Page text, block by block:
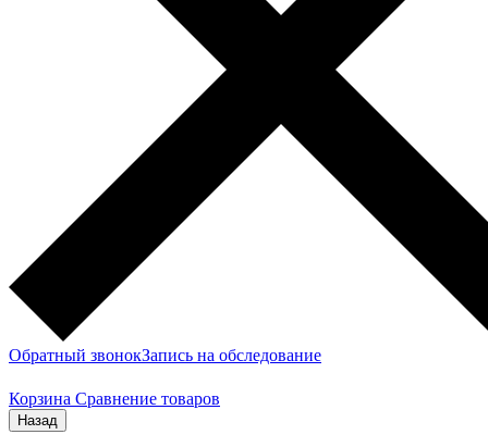
Обратный звонокЗапись на обследование
Корзина Сравнение товаров
Назад